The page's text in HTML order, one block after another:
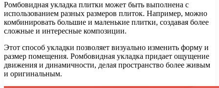
Ромбовидная укладка плитки может быть выполнена с
использованием разных размеров плиток. Например, можно
комбинировать большие и маленькие плитки, создавая более
сложные и интересные композиции.
Этот способ укладки позволяет визуально изменить форму и
размер помещения. Ромбовидная укладка придает ощущение
движения и динамичности, делая пространство более живым
и оригинальным.